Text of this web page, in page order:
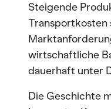
Steigende
Transportkosten
wirtschaftliche
dauerhaft unter
Die Geschichte